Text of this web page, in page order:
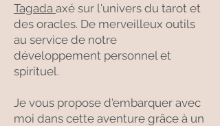
Tagada axé sur l'univers du tarot et
des oracles. De merveilleux outils
au service de notre
développement personnel et
spirituel.
​Je vous propose d'embarquer avec
moi dans cette aventure grâce à un